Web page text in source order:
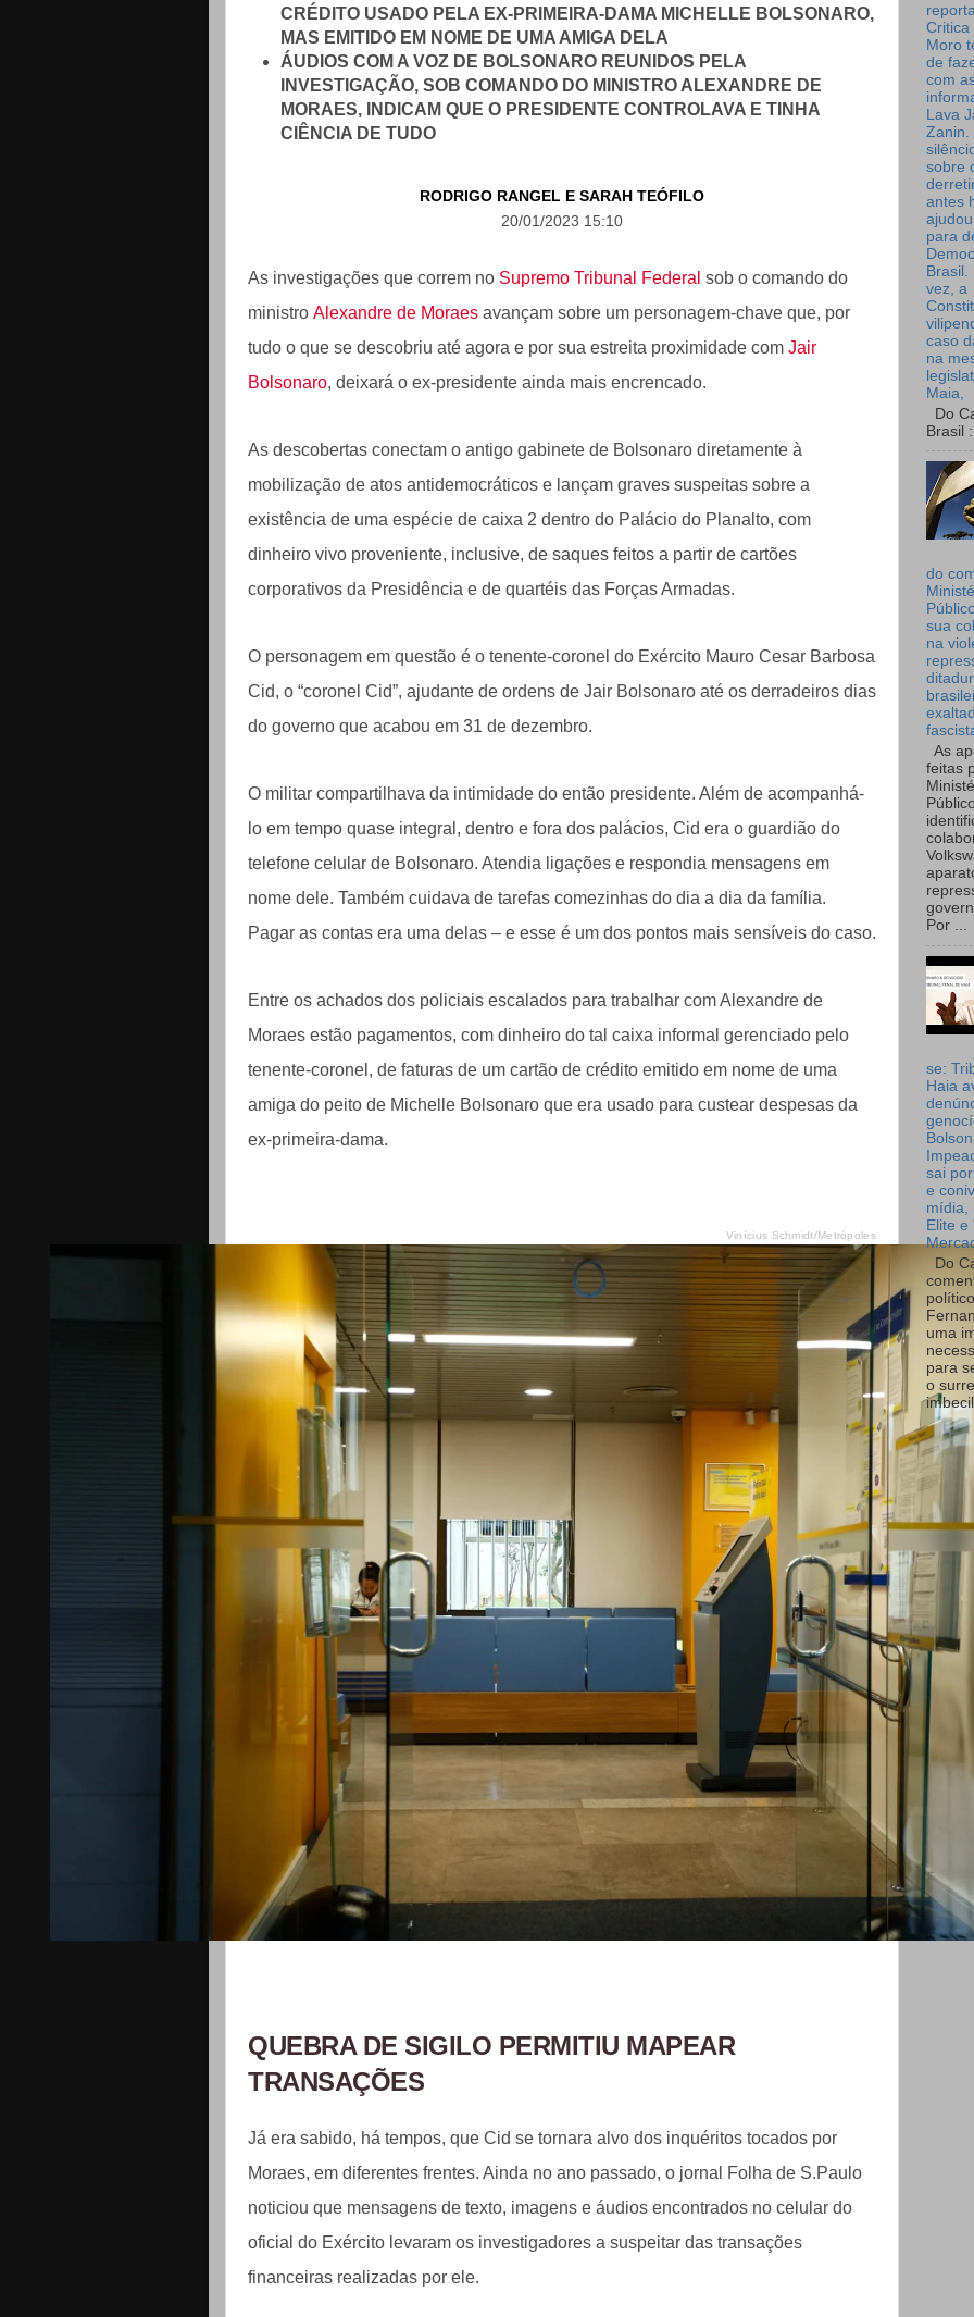
CRÉDITO USADO PELA EX-PRIMEIRA-DAMA MICHELLE BOLSONARO,
MAS EMITIDO EM NOME DE UMA AMIGA DELA
ÁUDIOS COM A VOZ DE BOLSONARO REUNIDOS PELA
INVESTIGAÇÃO, SOB COMANDO DO MINISTRO ALEXANDRE DE
MORAES, INDICAM QUE O PRESIDENTE CONTROLAVA E TINHA
CIÊNCIA DE TUDO
RODRIGO RANGEL E SARAH TEÓFILO
20/01/2023 15:10
As investigações que correm no Supremo Tribunal Federal sob o comando do
ministro Alexandre de Moraes avançam sobre um personagem-chave que, por
tudo o que se descobriu até agora e por sua estreita proximidade com Jair
Bolsonaro, deixará o ex-presidente ainda mais encrencado.
As descobertas conectam o antigo gabinete de Bolsonaro diretamente à
mobilização de atos antidemocráticos e lançam graves suspeitas sobre a
existência de uma espécie de caixa 2 dentro do Palácio do Planalto, com
dinheiro vivo proveniente, inclusive, de saques feitos a partir de cartões
corporativos da Presidência e de quartéis das Forças Armadas.
O personagem em questão é o tenente-coronel do Exército Mauro Cesar Barbosa
Cid, o “coronel Cid”, ajudante de ordens de Jair Bolsonaro até os derradeiros dias
do governo que acabou em 31 de dezembro.
O militar compartilhava da intimidade do então presidente. Além de acompanhá-
lo em tempo quase integral, dentro e fora dos palácios, Cid era o guardião do
telefone celular de Bolsonaro. Atendia ligações e respondia mensagens em
nome dele. Também cuidava de tarefas comezinhas do dia a dia da família.
Pagar as contas era uma delas – e esse é um dos pontos mais sensíveis do caso.
Entre os achados dos policiais escalados para trabalhar com Alexandre de
Moraes estão pagamentos, com dinheiro do tal caixa informal gerenciado pelo
tenente-coronel, de faturas de um cartão de crédito emitido em nome de uma
amiga do peito de Michelle Bolsonaro que era usado para custear despesas da
ex-primeira-dama.
Vinícius Schmidt/Metrópoles
QUEBRA DE SIGILO PERMITIU MAPEAR
TRANSAÇÕES
Já era sabido, há tempos, que Cid se tornara alvo dos inquéritos tocados por
Moraes, em diferentes frentes. Ainda no ano passado, o jornal Folha de S.Paulo
noticiou que mensagens de texto, imagens e áudios encontrados no celular do
oficial do Exército levaram os investigadores a suspeitar das transações
financeiras realizadas por ele.
Critica
Moro
de
com
Lava
Zanin.
sobre
antes
para
Brasil.
vez, a
caso
na
Maia,
Do
Brasil :
do
sua
na
As
feitas
Por ...
se:
Haia
sai
e
mídia,
Elite e
Do
uma
para
o